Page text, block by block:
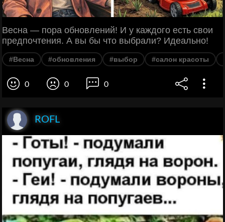
Весна — пора обновлений! И у каждого есть свои
предпочтения. А вы бы что выбрали? Идеально!
#Весна #обновления #выбор #салон красоты
0 0 0
ROFL